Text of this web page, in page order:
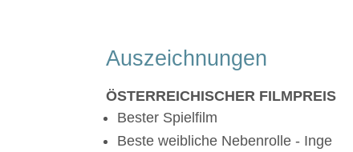
Auszeichnungen
ÖSTERREICHISCHER FILMPREIS
Bester Spielfilm
Beste weibliche Nebenrolle - Inge